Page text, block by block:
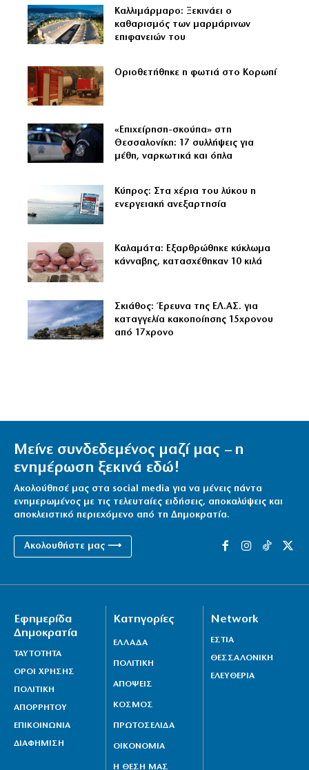
Καλλιμάρμαρο: Ξεκινάει ο
καθαρισμός των μαρμάρινων
επιφανειών του
Οριοθετήθηκε η φωτιά στο Κορωπί
«Επιχείρηση-σκούπα» στη
Θεσσαλονίκη: 17 συλλήψεις για
μέθη, ναρκωτικά και όπλα
Κύπρος: Στα χέρια του λύκου η
ενεργειακή ανεξαρτησία
Καλαμάτα: Εξαρθρώθηκε κύκλωμα
κάνναβης, κατασχέθηκαν 10 κιλά
Σκιάθος: Έρευνα της ΕΛ.ΑΣ. για
καταγγελία κακοποίησης 15χρονου
από 17χρονο
Μείνε συνδεδεμένος μαζί μας – η
ενημέρωση ξεκινά εδώ!
Ακολούθησέ μας στα social media για να μένεις πάντα
ενημερωμένος με τις τελευταίες ειδήσεις, αποκαλύψεις και
αποκλειστικό περιεχόμενο από τη Δημοκρατία.
Ακολουθήστε μας ⟶
Εφημερίδα
Δημοκρατία
ΤΑΥΤΟΤΗΤΑ
ΟΡΟΙ ΧΡΗΣΗΣ
ΠΟΛΙΤΙΚΗ
ΑΠΟΡΡΗΤΟΥ
ΕΠΙΚΟΙΝΩΝΙΑ
ΔΙΑΦΗΜΙΣΗ
Κατηγορίες
ΕΛΛΑΔΑ
ΠΟΛΙΤΙΚΗ
ΑΠΟΨΕΙΣ
ΚΟΣΜΟΣ
ΠΡΩΤΟΣΕΛΙΔΑ
ΟΙΚΟΝΟΜΙΑ
Η ΘΕΣΗ ΜΑΣ
Network
ΕΣΤΙΑ
ΘΕΣΣΑΛΟΝΙΚΗ
ΕΛΕΥΘΕΡΙΑ